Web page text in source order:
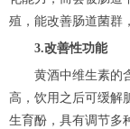
殖，能改善肠道菌群
3.改善性功能
黄酒中维生素的含
高，饮用之后可缓解
生育酚，具有调节多